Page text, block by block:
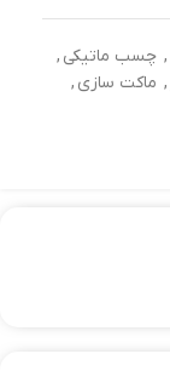
, چسب ماتیکی ,
, ماکت سازی ,